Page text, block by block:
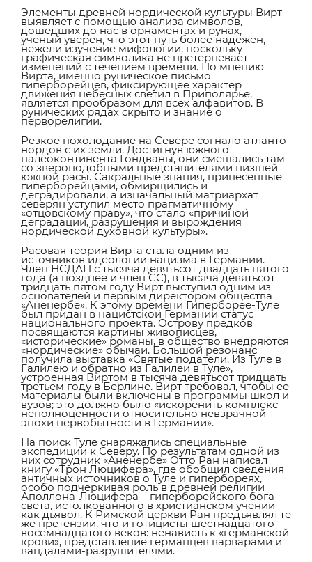
Элементы древней нордической культуры Вирт
выявляет с помощью анализа символов,
дошедших до нас в орнаментах и рунах, –
ученый уверен, что этот путь более надежен,
нежели изучение мифологии, поскольку
графическая символика не претерпевает
изменений с течением времени. По мнению
Вирта, именно руническое письмо
гиперборейцев, фиксирующее характер
движения небесных светил в Приполярье,
является прообразом для всех алфавитов. В
рунических рядах скрыто и знание о
перворелигии.
Резкое похолодание на Севере согнало атланто-
нордов с их земли. Достигнув южного
палеоконтинента Гондваны, они смешались там
со звероподобными представителями низшей
южной расы. Сакральные знания, принесенные
гиперборейцами, обмирщились и
деградировали, а изначальный матриархат
северян уступил место прагматичному
«отцовскому праву», что стало «причиной
деградации, разрушения и вырождения
нордической духовной культуры».
Расовая теория Вирта стала одним из
источников идеологии нацизма в Германии.
Член НСДАП с тысяча девятьсот двадцать пятого
года (а позднее и член СС), в тысяча девятьсот
тридцать пятом году Вирт выступил одним из
основателей и первым директором общества
«Аненербе». К этому времени Гиперборее-Туле
был придан в нацистской Германии статус
национального проекта. Острову предков
посвящаются картины живописцев,
«исторические» романы, в общество внедряются
«нордические» обычаи. Большой резонанс
получила выставка «Святые податели. Из Туле в
Галилею и обратно из Галилеи в Туле»,
устроенная Виртом в тысяча девятьсот тридцать
третьем году в Берлине. Вирт требовал, чтобы ее
материалы были включены в программы школ и
вузов; это должно было «искоренить комплекс
неполноценности относительно невзрачной
эпохи первобытности в Германии».
На поиск Туле снаряжались специальные
экспедиции к Северу. По результатам одной из
них сотрудник «Аненербе» Отто Ран написал
книгу «Трон Люцифера», где обобщил сведения
античных источников о Туле и гипербореях,
особо подчеркивая роль в древней религии
Аполлона-Люцифера – гиперборейского бога
света, истолкованного в христианском учении
как дьявол. К Римской церкви Ран предъявлял те
же претензии, что и готицисты шестнадцатого–
восемнадцатого веков: ненависть к «германской
крови», представление германцев варварами и
вандалами-разрушителями.